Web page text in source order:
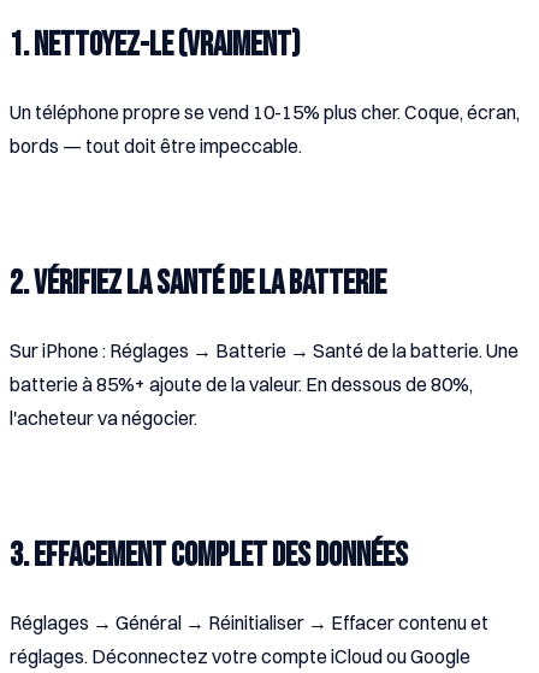
1. Nettoyez-le (vraiment)
Un téléphone propre se vend 10-15% plus cher. Coque, écran,
bords — tout doit être impeccable.
2. Vérifiez la santé de la batterie
Sur iPhone : Réglages → Batterie → Santé de la batterie. Une
batterie à 85%+ ajoute de la valeur. En dessous de 80%,
l'acheteur va négocier.
3. Effacement complet des données
Réglages → Général → Réinitialiser → Effacer contenu et
réglages. Déconnectez votre compte iCloud ou Google